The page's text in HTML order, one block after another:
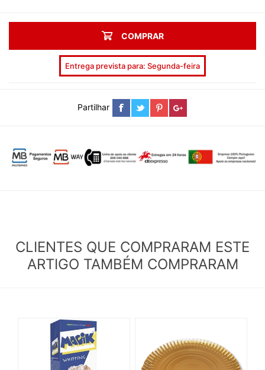
COMPRAR
Entrega prevista para: Segunda-feira
Partilhar
CLIENTES QUE COMPRARAM ESTE
ARTIGO TAMBÉM COMPRARAM